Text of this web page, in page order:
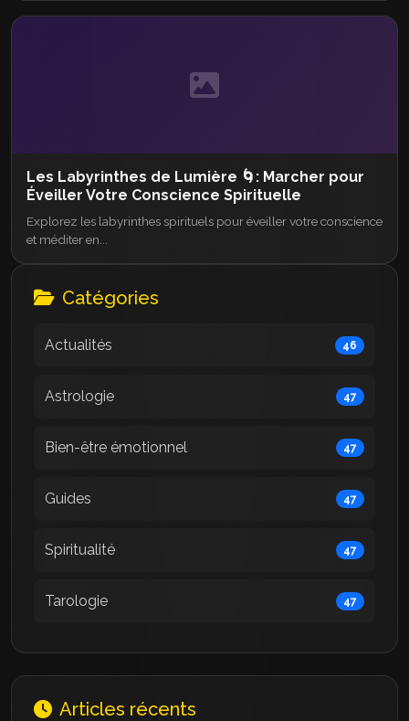
Les Labyrinthes de Lumière 🌀: Marcher pour
Éveiller Votre Conscience Spirituelle
Explorez les labyrinthes spirituels pour éveiller votre conscience
et méditer en...
Catégories
Actualités 46
Astrologie 47
Bien-être émotionnel 47
Guides 47
Spiritualité 47
Tarologie 47
Articles récents